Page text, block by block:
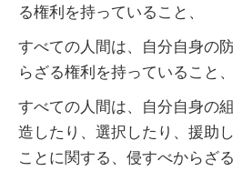
る権利を持っていること、
すべての人間は、自分自身の
らざる権利を持っていること、
すべての人間は、自分自身の
造したり、選択したり、援助
ことに関する、侵すべからざ